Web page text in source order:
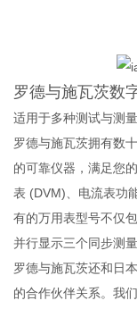
罗德与施瓦茨数
适用于多种测试与测
罗德与施瓦茨拥有数
的可靠仪器，满足您
表 (DVM)、电流表功
有的万用表型号不仅
并行显示三个同步测量
罗德与施瓦茨还和日
的合作伙伴关系。我